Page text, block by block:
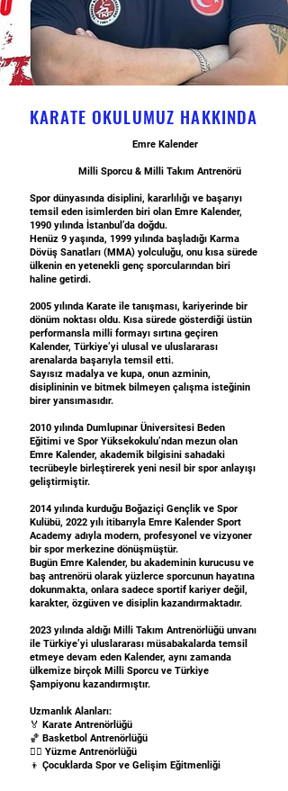
KARATE OKULUMUZ HAKKINDA
Emre Kalender
Milli Sporcu & Milli Takım Antrenörü
Spor dünyasında disiplini, kararlılığı ve başarıyı
temsil eden isimlerden biri olan Emre Kalender,
1990 yılında İstanbul’da doğdu.
Henüz 9 yaşında, 1999 yılında başladığı Karma
Dövüş Sanatları (MMA) yolculuğu, onu kısa sürede
ülkenin en yetenekli genç sporcularından biri
haline getirdi.
2005 yılında Karate ile tanışması, kariyerinde bir
dönüm noktası oldu. Kısa sürede gösterdiği üstün
performansla milli formayı sırtına geçiren
Kalender, Türkiye’yi ulusal ve uluslararası
arenalarda başarıyla temsil etti.
Sayısız madalya ve kupa, onun azminin,
disiplininin ve bitmek bilmeyen çalışma isteğinin
birer yansımasıdır.
2010 yılında Dumlupınar Üniversitesi Beden
Eğitimi ve Spor Yüksekokulu’ndan mezun olan
Emre Kalender, akademik bilgisini sahadaki
tecrübeyle birleştirerek yeni nesil bir spor anlayışı
geliştirmiştir.
2014 yılında kurduğu Boğaziçi Gençlik ve Spor
Kulübü, 2022 yılı itibarıyla Emre Kalender Sport
Academy adıyla modern, profesyonel ve vizyoner
bir spor merkezine dönüşmüştür.
Bugün Emre Kalender, bu akademinin kurucusu ve
baş antrenörü olarak yüzlerce sporcunun hayatına
dokunmakta, onlara sadece sportif kariyer değil,
karakter, özgüven ve disiplin kazandırmaktadır.
2023 yılında aldığı Milli Takım Antrenörlüğü unvanı
ile Türkiye’yi uluslararası müsabakalarda temsil
etmeye devam eden Kalender, aynı zamanda
ülkemize birçok Milli Sporcu ve Türkiye
Şampiyonu kazandırmıştır.
Uzmanlık Alanları:
🏅 Karate Antrenörlüğü
🏀 Basketbol Antrenörlüğü
🏊‍♂️ Yüzme Antrenörlüğü
👦 Çocuklarda Spor ve Gelişim Eğitmenliği